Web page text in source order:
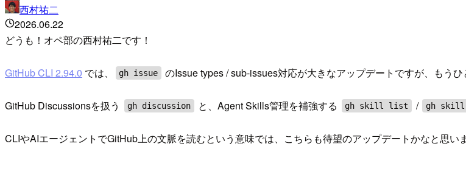
西村祐二
2026.06.22
どうも！オペ部の西村祐二です！
GitHub CLI 2.94.0 では、 gh issue のIssue types / sub-issues対応が大きなアップデートですが、もうひ
GitHub Discussionsを扱う gh discussion と、Agent Skills管理を補強する gh skill list / gh
CLIやAIエージェントでGitHub上の文脈を読むという意味では、こちらも待望のアップデートかなと思い